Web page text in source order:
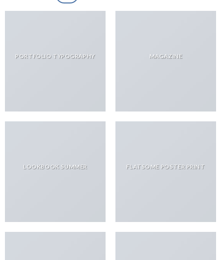
PORTFOLIO TYPOGRAPHY MAGAZINE
LOOKBOOK SUMMER FLATSOME POSTER PRINT